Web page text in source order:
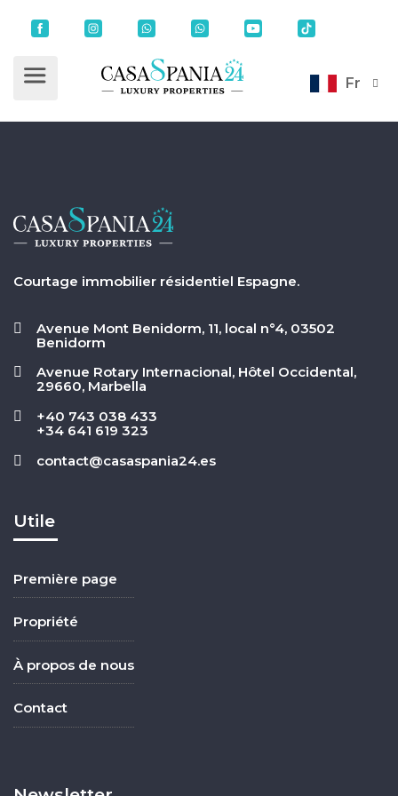
Fr
Courtage immobilier résidentiel Espagne.
Avenue Mont Benidorm, 11, local n°4, 03502
Benidorm
Avenue Rotary Internacional, Hôtel Occidental,
29660, Marbella
+40 743 038 433
+34 641 619 323
contact@casaspania24.es
Utile
Première page
Propriété
À propos de nous
Contact